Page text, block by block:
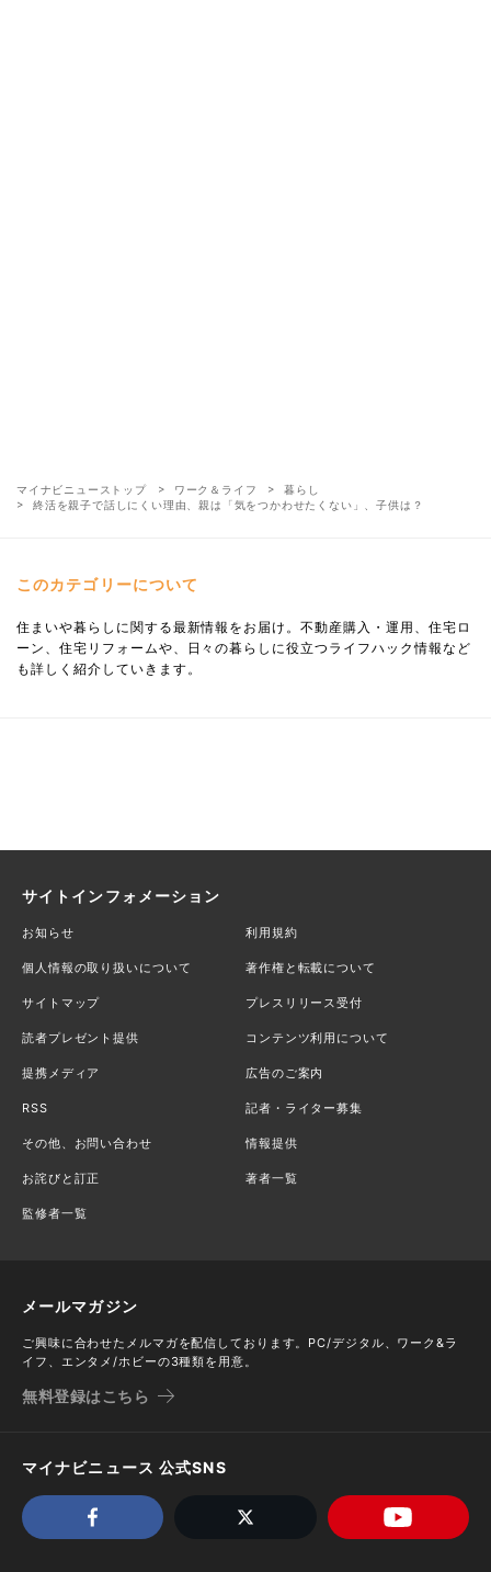
マイナビニューストップ ワーク＆ライフ
暮らし
終活を親子で話しにくい理由、親は「気をつかわせたくない」、子供は？
このカテゴリーについて
住まいや暮らしに関する最新情報をお届け。不動産購入・運用、住宅ロ
ーン、住宅リフォームや、日々の暮らしに役立つライフハック情報など
も詳しく紹介していきます。
サイトインフォメーション
お知らせ 利用規約
個人情報の取り扱いについて 著作権と転載について
サイトマップ プレスリリース受付
読者プレゼント提供 コンテンツ利用について
提携メディア 広告のご案内
RSS 記者・ライター募集
その他、お問い合わせ 情報提供
お詫びと訂正 著者一覧
監修者一覧
メールマガジン
ご興味に合わせたメルマガを配信しております。PC/デジタル、ワーク&ラ
イフ、エンタメ/ホビーの3種類を用意。
無料登録はこちら
マイナビニュース 公式SNS